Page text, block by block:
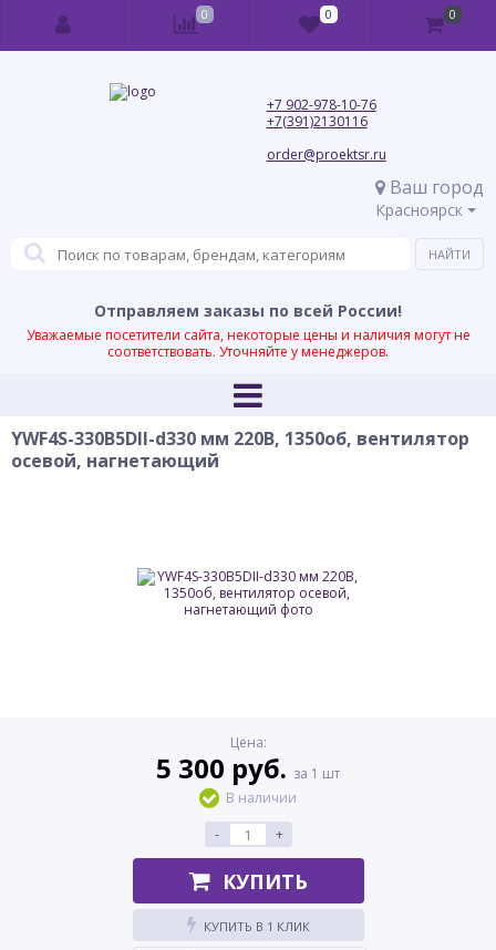
+7 902-978-10-76
+7(391)2130116
order@proektsr.ru
Ваш город
Красноярск
Отправляем заказы по всей России!
Уважаемые посетители сайта, некоторые цены и наличия могут не
соответствовать. Уточняйте у менеджеров.
YWF4S-330B5DII-d330 мм 220В, 1350об, вентилятор
осевой, нагнетающий
Цена:
5 300 руб. за 1 шт
В наличии
-
+
КУПИТЬ
КУПИТЬ В 1 КЛИК
0 0 0